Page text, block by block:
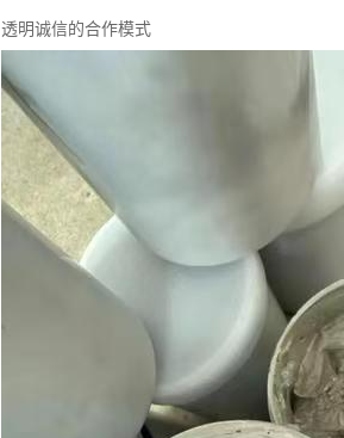
透明诚信的合作模式